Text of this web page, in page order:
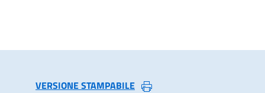
VERSIONE STAMPABILE